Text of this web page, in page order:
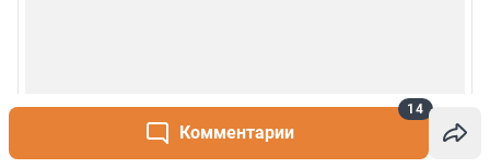
Комментарии
14